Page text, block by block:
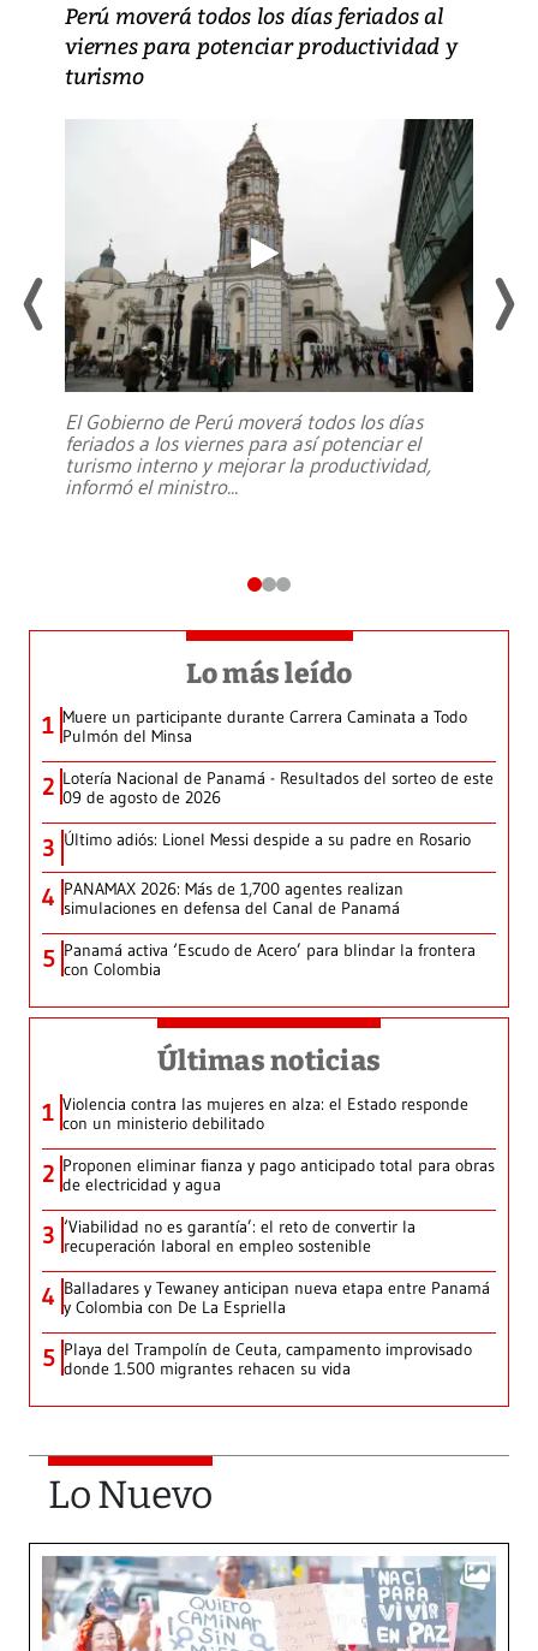
Perú moverá todos los días feriados al
viernes para potenciar productividad y
turismo
El Gobierno de Perú moverá todos los días
feriados a los viernes para así potenciar el
turismo interno y mejorar la productividad,
informó el ministro...
Lo más leído
1 Muere un participante durante Carrera Caminata a Todo
Pulmón del Minsa
2 Lotería Nacional de Panamá - Resultados del sorteo de este
09 de agosto de 2026
3 Último adiós: Lionel Messi despide a su padre en Rosario
4 PANAMAX 2026: Más de 1,700 agentes realizan
simulaciones en defensa del Canal de Panamá
5 Panamá activa ‘Escudo de Acero’ para blindar la frontera
con Colombia
Últimas noticias
1 Violencia contra las mujeres en alza: el Estado responde
con un ministerio debilitado
2 Proponen eliminar fianza y pago anticipado total para obras
de electricidad y agua
3 ‘Viabilidad no es garantía’: el reto de convertir la
recuperación laboral en empleo sostenible
4 Balladares y Tewaney anticipan nueva etapa entre Panamá
y Colombia con De La Espriella
5 Playa del Trampolín de Ceuta, campamento improvisado
donde 1.500 migrantes rehacen su vida
Lo Nuevo